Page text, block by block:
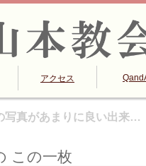
アクセス
写真があまりに良い出来…
この一枚